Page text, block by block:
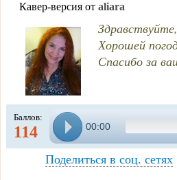
Кавер-версия от aliara
Хорошей
Спасибо за
Баллов:
114 00:00
Поделиться в соц. сетях